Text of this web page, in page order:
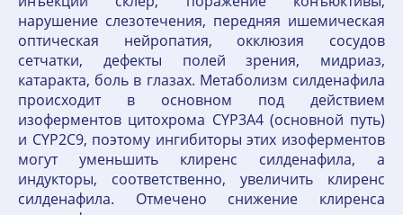
нарушение слезотечения, передняя ишемическая
оптическая нейропатия, окклюзия сосудов
сетчатки, дефекты полей зрения, мидриаз,
катаракта, боль в глазах. Метаболизм силденафила
происходит в основном под действием
изоферментов цитохрома CYP3A4 (основной путь)
и CYP2C9, поэтому ингибиторы этих изоферментов
могут уменьшить клиренс силденафила, а
индукторы, соответственно, увеличить клиренс
силденафила. Отмечено снижение клиренса